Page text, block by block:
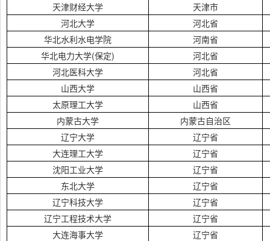
天津财经大学
天津市
河北大学
河北省
华北水利水电学院
河南省
华北电力大学(保定)
河北省
河北医科大学
河北省
山西大学
山西省
太原理工大学
山西省
内蒙古大学
内蒙古自治区
辽宁大学
辽宁省
大连理工大学
辽宁省
沈阳工业大学
辽宁省
东北大学
辽宁省
辽宁科技大学
辽宁省
辽宁工程技术大学
辽宁省
大连海事大学
辽宁省